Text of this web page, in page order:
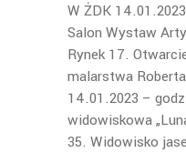
W ŻDK
Salon Wystaw
Rynek 17.
malarstwa
14.01.2023 –
widowiskowa
35. Widowisko